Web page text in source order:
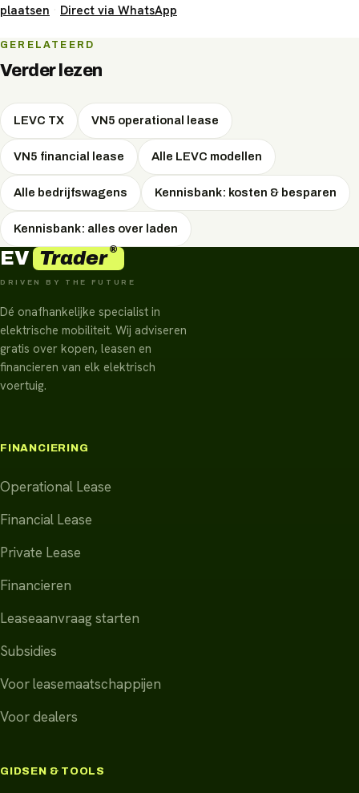
fiscale voordelen. Welke vorm het voordeligst is, hangt af
van uw situatie — EVTrader adviseert onafhankelijk en
onderhandelt de scherpste prijs.
plaatsen · Direct via WhatsApp
GERELATEERD
Verder lezen
LEVC TX VN5 operational lease
VN5 financial lease Alle LEVC modellen
Alle bedrijfswagens Kennisbank: kosten & besparen
Kennisbank: alles over laden
EV Trader®
DRIVEN BY THE FUTURE
Dé onafhankelijke specialist in
elektrische mobiliteit. Wij adviseren
gratis over kopen, leasen en
financieren van elk elektrisch
voertuig.
FINANCIERING
Operational Lease
Financial Lease
Private Lease
Financieren
Leaseaanvraag starten
Subsidies
Voor leasemaatschappijen
Voor dealers
GIDSEN & TOOLS